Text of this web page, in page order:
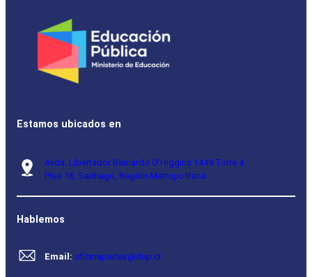
Estamos ubicados en
Avda. Libertador Bernardo O’Higgins 1449 Torre 4
Piso 16, Santiago, Región Metropolitana.
Hablemos
Email: oficinapartes@dep.cl